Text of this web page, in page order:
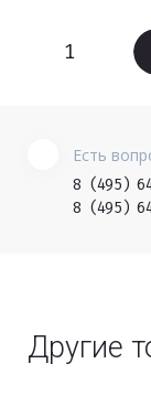
Есть
8 (495)
8 (495)
Другие